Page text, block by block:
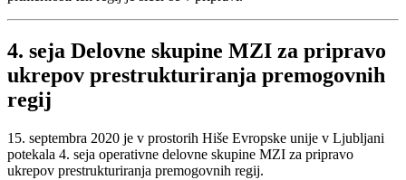
4. seja Delovne skupine MZI za pripravo
ukrepov prestrukturiranja premogovnih
regij
15. septembra 2020 je v prostorih Hiše Evropske unije v Ljubljani
potekala 4. seja operativne delovne skupine MZI za pripravo
ukrepov prestrukturiranja premogovnih regij.